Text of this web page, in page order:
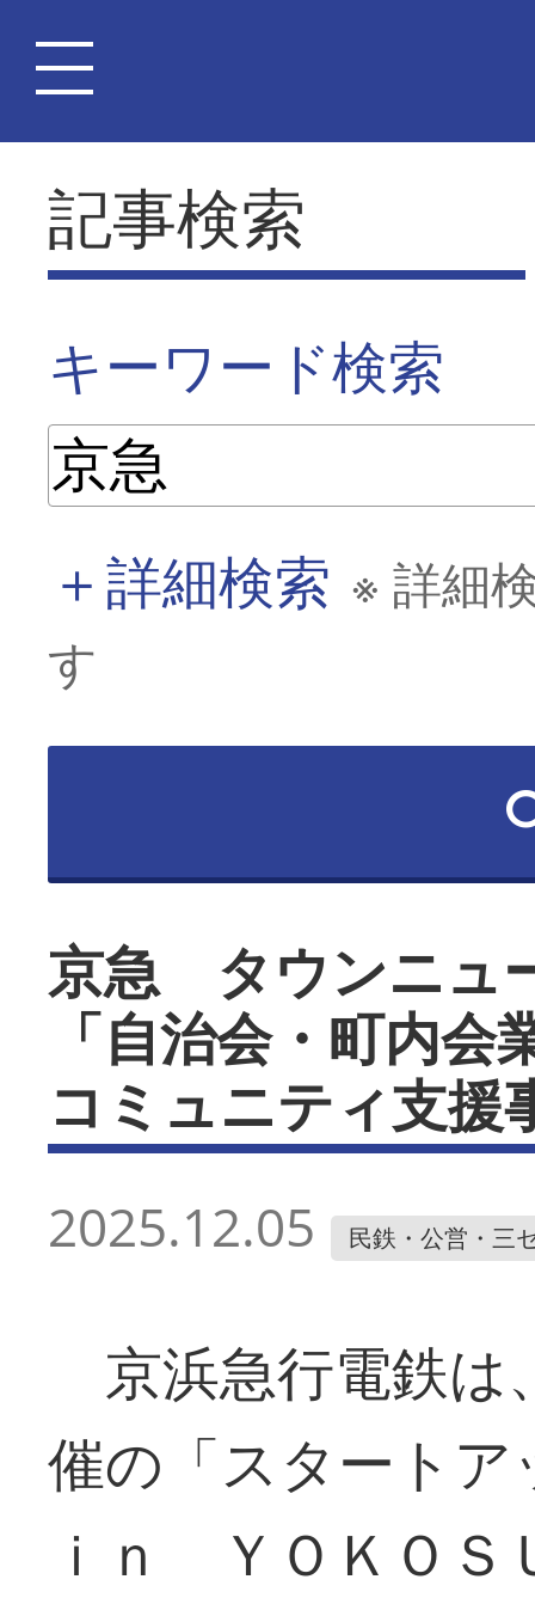
記事検索
キーワード検索
＋詳細検索 ※ 詳細
す
京急 タウンニュ
「自治会・町内
コミュニティ支援
2025.12.05 民鉄・公営・三
京浜急行電鉄は
催の「スタート
ｉｎ ＹＯＫＯ